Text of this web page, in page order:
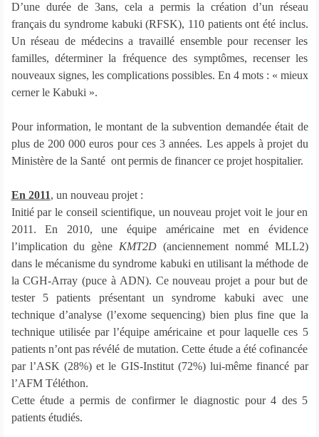
D’une durée de 3ans, cela a permis la création d’un réseau
français du syndrome kabuki (RFSK), 110 patients ont été inclus.
Un réseau de médecins a travaillé ensemble pour recenser les
familles, déterminer la fréquence des symptômes, recenser les
nouveaux signes, les complications possibles. En 4 mots : « mieux
cerner le Kabuki ».
Pour information, le montant de la subvention demandée était de
plus de 200 000 euros pour ces 3 années. Les appels à projet du
Ministère de la Santé ont permis de financer ce projet hospitalier.
En 2011, un nouveau projet :
Initié par le conseil scientifique, un nouveau projet voit le jour en
2011. En 2010, une équipe américaine met en évidence
l’implication du gène KMT2D (anciennement nommé MLL2)
dans le mécanisme du syndrome kabuki en utilisant la méthode de
la CGH-Array (puce à ADN). Ce nouveau projet a pour but de
tester 5 patients présentant un syndrome kabuki avec une
technique d’analyse (l’exome sequencing) bien plus fine que la
technique utilisée par l’équipe américaine et pour laquelle ces 5
patients n’ont pas révélé de mutation. Cette étude a été cofinancée
par l’ASK (28%) et le GIS-Institut (72%) lui-même financé par
l’AFM Téléthon.
Cette étude a permis de confirmer le diagnostic pour 4 des 5
patients étudiés.